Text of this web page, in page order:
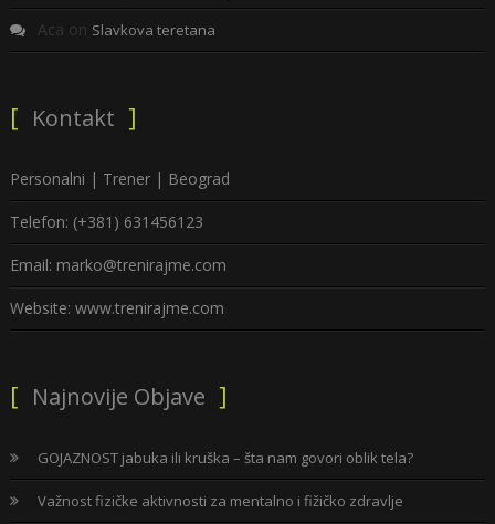
Aca on Slavkova teretana
Kontakt
Personalni | Trener | Beograd
Telefon: (+381) 631456123
Email: marko@trenirajme.com
Website: www.trenirajme.com
Najnovije Objave
GOJAZNOST jabuka ili kruška – šta nam govori oblik tela?
Važnost fizičke aktivnosti za mentalno i fižičko zdravlje